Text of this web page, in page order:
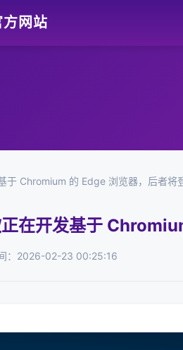
网站
于 Chromium 的 Edge 浏览器，后者将
在开发基于
：2026-02-23 00:25:16